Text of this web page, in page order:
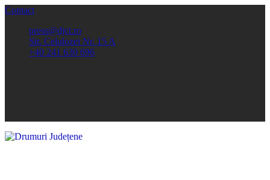
Contact
press@djct.ro
Str. Celulozei Nr. 15 A
+40 241 630 696